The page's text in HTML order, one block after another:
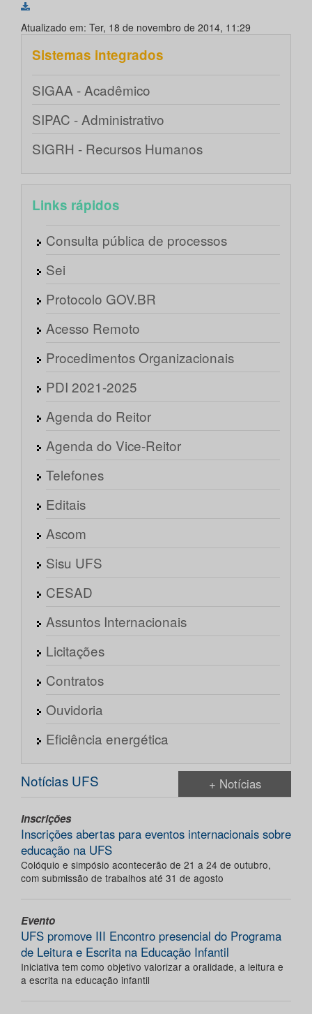
Atualizado em: Ter, 18 de novembro de 2014, 11:29
Sistemas integrados
SIGAA - Acadêmico
SIPAC - Administrativo
SIGRH - Recursos Humanos
Links rápidos
Consulta pública de processos
Sei
Protocolo GOV.BR
Acesso Remoto
Procedimentos Organizacionais
PDI 2021-2025
Agenda do Reitor
Agenda do Vice-Reitor
Telefones
Editais
Ascom
Sisu UFS
CESAD
Assuntos Internacionais
Licitações
Contratos
Ouvidoria
Eficiência energética
Notícias UFS + Notícias
Inscrições
Inscrições abertas para eventos internacionais sobre
educação na UFS
Colóquio e simpósio acontecerão de 21 a 24 de outubro,
com submissão de trabalhos até 31 de agosto
Evento
UFS promove III Encontro presencial do Programa
de Leitura e Escrita na Educação Infantil
Iniciativa tem como objetivo valorizar a oralidade, a leitura e
a escrita na educação infantil